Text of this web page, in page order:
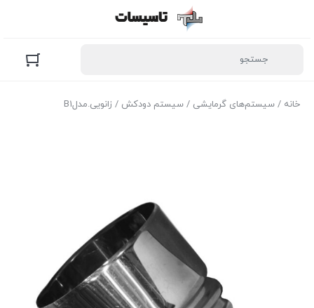
خانه / سیستم‌های گرمایشی / سیستم دودکش / زانویی.مدلB1